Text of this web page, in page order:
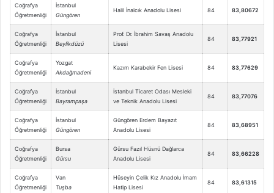
Coğrafya
Öğretmenliği
İstanbul
Güngören
Halil İnalcık Anadolu Lisesi 84 83,80672
Coğrafya
Öğretmenliği
İstanbul
Beylikdüzü
Prof. Dr. İbrahim Savaş Anadolu
Lisesi
84 83,77921
Coğrafya
Öğretmenliği
Yozgat
Akdağmadeni
Kazım Karabekir Fen Lisesi 84 83,77629
Coğrafya
Öğretmenliği
İstanbul
Bayrampaşa
İstanbul Ticaret Odası Mesleki
ve Teknik Anadolu Lisesi
84 83,77076
Coğrafya
Öğretmenliği
İstanbul
Güngören
Güngören Erdem Bayazıt
Anadolu Lisesi
84 83,68951
Coğrafya
Öğretmenliği
Bursa
Gürsu
Gürsu Fazıl Hüsnü Dağlarca
Anadolu Lisesi
84 83,66228
Coğrafya
Öğretmenliği
Van
Tuşba
Hüseyin Çelik Kız Anadolu İmam
Hatip Lisesi
84 83,61315